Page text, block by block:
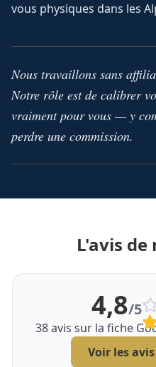
vous physiques dans les
Nous travaillons sans
Notre rôle est de calibrer
vraiment pour vous — y
perdre une commission.
L'avis de
4,8/5
38avis sur la fiche
Voir les